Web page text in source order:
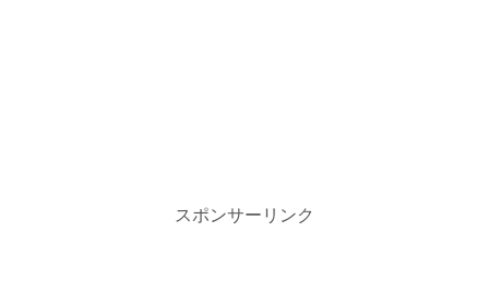
スポンサーリンク